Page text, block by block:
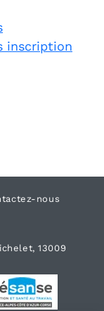
inscription
nous
13009